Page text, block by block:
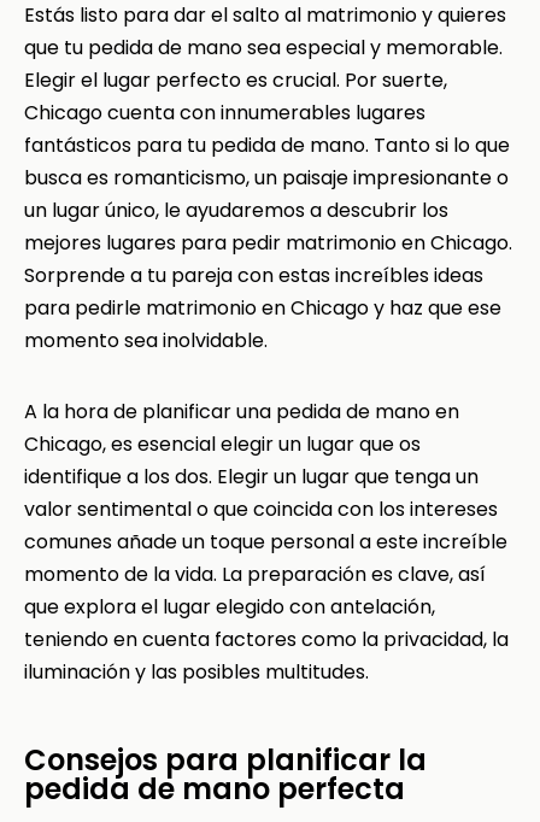
Estás listo para dar el salto al matrimonio y quieres
que tu pedida de mano sea especial y memorable.
Elegir el lugar perfecto es crucial. Por suerte,
Chicago cuenta con innumerables lugares
fantásticos para tu pedida de mano. Tanto si lo que
busca es romanticismo, un paisaje impresionante o
un lugar único, le ayudaremos a descubrir los
mejores lugares para pedir matrimonio en Chicago.
Sorprende a tu pareja con estas increíbles ideas
para pedirle matrimonio en Chicago y haz que ese
momento sea inolvidable.
A la hora de planificar una pedida de mano en
Chicago, es esencial elegir un lugar que os
identifique a los dos. Elegir un lugar que tenga un
valor sentimental o que coincida con los intereses
comunes añade un toque personal a este increíble
momento de la vida. La preparación es clave, así
que explora el lugar elegido con antelación,
teniendo en cuenta factores como la privacidad, la
iluminación y las posibles multitudes.
Consejos para planificar la
pedida de mano perfecta